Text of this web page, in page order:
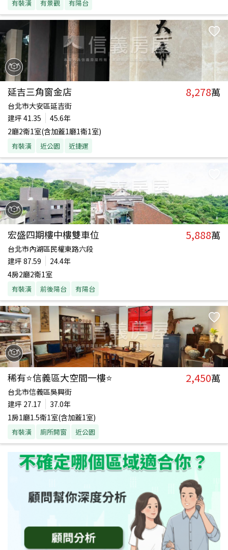
有裝潢 有景觀 有陽台
延吉三角窗金店 8,278萬
台北市大安區延吉街
建坪 41.35
45.6年
2廳2衛1室(含加蓋1廳1衛1室)
有裝潢 近公園 近捷運
宏盛四期樓中樓雙車位 5,888萬
台北市內湖區民權東路六段
建坪 87.59
24.4年
4房2廳2衛1室
有裝潢 前後陽台 有陽台
稀有⭐信義區大空間一樓⭐ 2,450萬
台北市信義區吳興街
建坪 27.17
37.0年
1房1廳1.5衛1室(含加蓋1室)
有裝潢 廁所開窗 近公園